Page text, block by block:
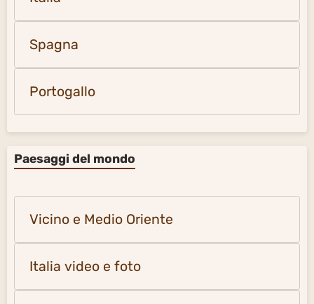
Spagna
Portogallo
Paesaggi del mondo
Vicino e Medio Oriente
Italia video e foto